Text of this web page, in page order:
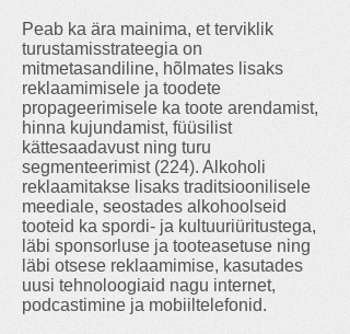
Peab ka ära mainima, et terviklik
turustamisstrateegia on
mitmetasandiline, hõlmates lisaks
reklaamimisele ja toodete
propageerimisele ka toote arendamist,
hinna kujundamist, füüsilist
kättesaadavust ning turu
segmenteerimist (224). Alkoholi
reklaamitakse lisaks traditsioonilisele
meediale, seostades alkohoolseid
tooteid ka spordi- ja kultuuriüritustega,
läbi sponsorluse ja tooteasetuse ning
läbi otsese reklaamimise, kasutades
uusi tehnoloogiaid nagu internet,
podcastimine ja mobiiltelefonid.